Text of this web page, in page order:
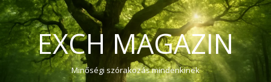
EXCH MAGAZIN
Minőségi szórakozás mindenkinek